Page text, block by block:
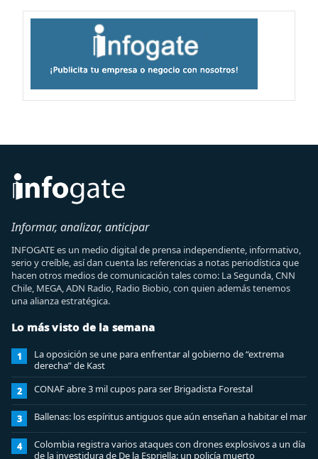
Informar, analizar, anticipar
INFOGATE es un medio digital de prensa independiente, informativo,
serio y creíble, así dan cuenta las referencias a notas periodística que
hacen otros medios de comunicación tales como: La Segunda, CNN
Chile, MEGA, ADN Radio, Radio Biobio, con quien además tenemos
una alianza estratégica.
Lo más visto de la semana
1
La oposición se une para enfrentar al gobierno de “extrema
derecha” de Kast
2 CONAF abre 3 mil cupos para ser Brigadista Forestal
3 Ballenas: los espíritus antiguos que aún enseñan a habitar el mar
4
Colombia registra varios ataques con drones explosivos a un día
de la investidura de De la Espriella: un policía muerto